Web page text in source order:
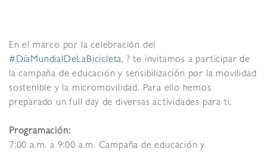
En el marco por la celebración del
#DíaMundialDeLaBicicleta, ? te invitamos a participar de
la campaña de educación y sensibilización por la movilidad
sostenible y la micromovilidad. Para ello hemos
preparado un full day de diversas actividades para ti.
Programación:
7:00 a.m. a 9:00 a.m. Campaña de educación y